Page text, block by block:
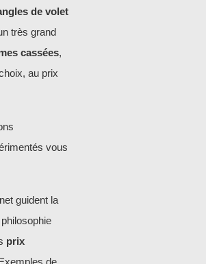
de volet
très grand
cassées,
au prix
vous
guident la
prix
de